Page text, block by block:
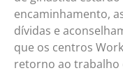
encaminhamento,
dívidas e
que os centros
retorno ao trabalho